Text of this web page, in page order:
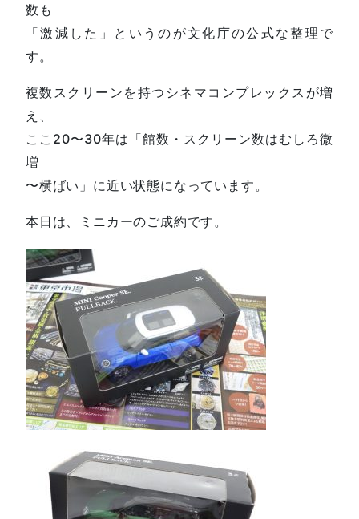
数も
「激減した」というのが文化庁の公式な整理で
す。
複数スクリーンを持つシネマコンプレックスが増
え、
ここ20〜30年は「館数・スクリーン数はむしろ微
増
〜横ばい」に近い状態になっています。
本日は、ミニカーのご成約です。